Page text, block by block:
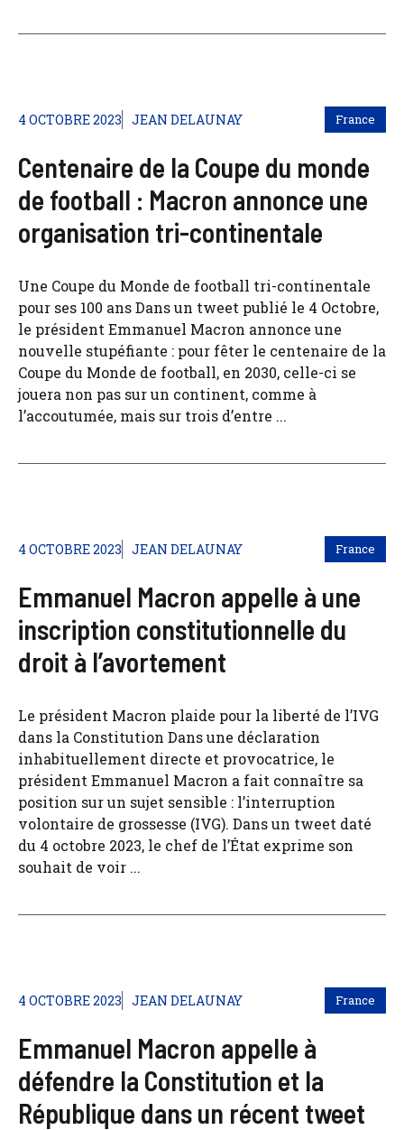
4 OCTOBRE 2023 JEAN DELAUNAY France
Centenaire de la Coupe du monde
de football : Macron annonce une
organisation tri-continentale
Une Coupe du Monde de football tri-continentale
pour ses 100 ans Dans un tweet publié le 4 Octobre,
le président Emmanuel Macron annonce une
nouvelle stupéfiante : pour fêter le centenaire de la
Coupe du Monde de football, en 2030, celle-ci se
jouera non pas sur un continent, comme à
l’accoutumée, mais sur trois d’entre ...
4 OCTOBRE 2023 JEAN DELAUNAY France
Emmanuel Macron appelle à une
inscription constitutionnelle du
droit à l’avortement
Le président Macron plaide pour la liberté de l’IVG
dans la Constitution Dans une déclaration
inhabituellement directe et provocatrice, le
président Emmanuel Macron a fait connaître sa
position sur un sujet sensible : l’interruption
volontaire de grossesse (IVG). Dans un tweet daté
du 4 octobre 2023, le chef de l’État exprime son
souhait de voir ...
4 OCTOBRE 2023 JEAN DELAUNAY France
Emmanuel Macron appelle à
défendre la Constitution et la
République dans un récent tweet